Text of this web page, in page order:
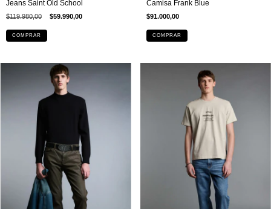
Jeans Saint Old School
$119.980,00 $59.990,00
COMPRAR
Camisa Frank Blue
$91.000,00
COMPRAR